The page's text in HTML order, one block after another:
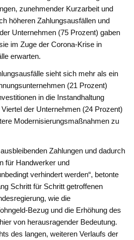
zunehmender Kurzarbeit und
höheren Zahlungsausfällen und
Unternehmen (75 Prozent) gaben
im Zuge der Corona-Krise in
erwarten.
sieht sich mehr als ein
(21 Prozent)
in die Instandhaltung
der Unternehmen (24 Prozent)
Modernisierungsmaßnahmen zu
Zahlungen und dadurch
für Handwerker und
verhindert werden“, betonte
Schritt für Schritt getroffenen
wie die
Bezug und die Erhöhung des
von herausragender Bedeutung.
des langen, weiteren Verlaufs der